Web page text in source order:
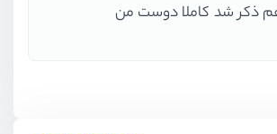
ذکر شد کاملا دوست من